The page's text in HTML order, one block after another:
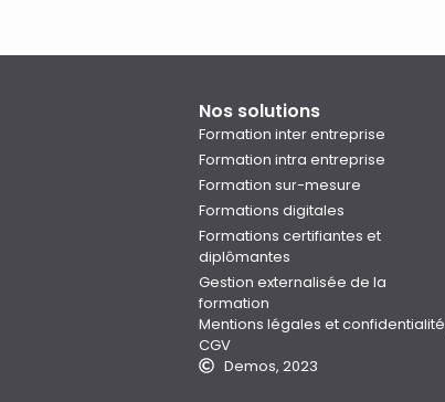
Nos solutions
Formation inter entreprise
Formation intra entreprise
Formation sur-mesure
Formations digitales
Formations certifiantes et
diplômantes
Gestion externalisée de la
formation
Mentions légales et confidentialité
CGV
Demos, 2023